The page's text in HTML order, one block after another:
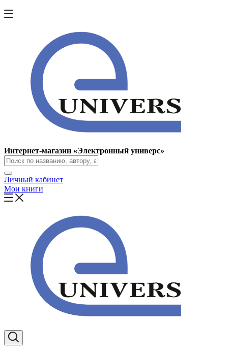
Интернет-магазин «Электронный универс»
Личный кабинет
Мои книги